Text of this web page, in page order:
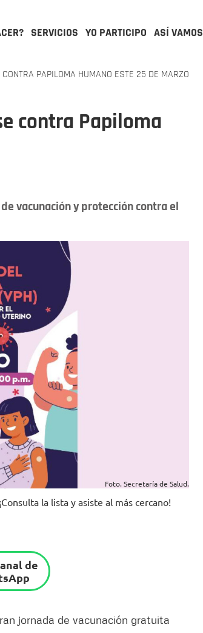
SERVICIOS YO PARTICIPO ASÍ VAMOS
PAPILOMA HUMANO ESTE 25 DE MARZO
contra Papiloma
vacunación y protección contra el
Foto. Secretaría de Salud.
la lista y asiste al más cercano!
de
jornada de vacunación gratuita